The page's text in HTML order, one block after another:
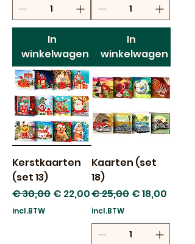
In
winkelwagen
In
winkelwagen
Kerstkaarten
(set 13)
Normale prijs
€ 30,00 Verkoopprijs
€ 22,00
incl.BTW
Kaarten (set
18)
Normale prijs
€ 25,00 Verkoopprijs
€ 18,00
incl.BTW